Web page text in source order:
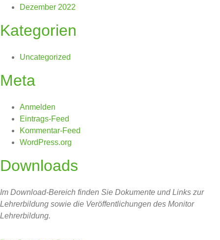
Dezember 2022
Kategorien
Uncategorized
Meta
Anmelden
Eintrags-Feed
Kommentar-Feed
WordPress.org
Downloads
Im Download-Bereich finden Sie Dokumente und Links zur
Lehrerbildung sowie die Veröffentlichungen des Monitor
Lehrerbildung.